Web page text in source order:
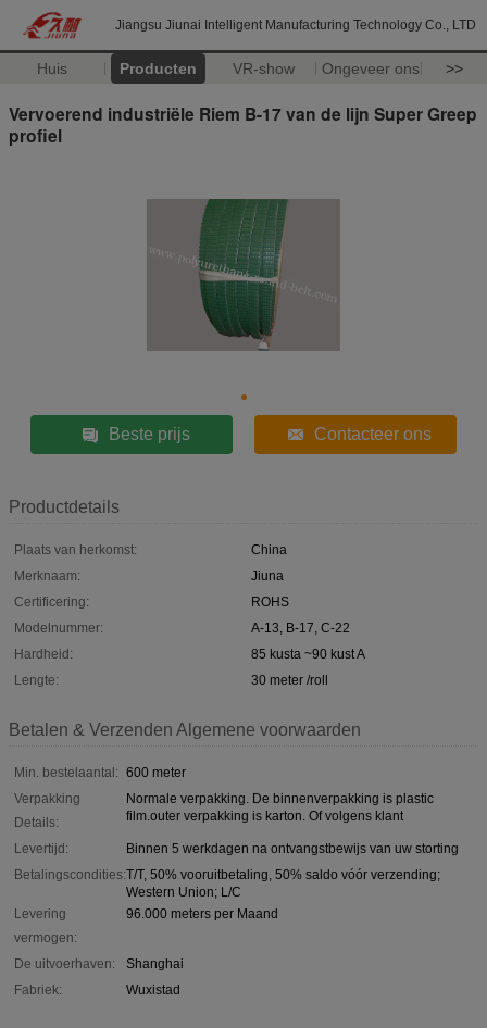
Jiangsu Jiunai Intelligent Manufacturing Technology Co., LTD
Huis Producten VR-show Ongeveer ons >>
Vervoerend industriële Riem B-17 van de lijn Super Greep
profiel
Beste prijs Contacteer ons
Productdetails
Plaats van herkomst:
China
Merknaam:
Jiuna
Certificering:
ROHS
Modelnummer:
A-13, B-17, C-22
Hardheid:
85 kusta ~90 kust A
Lengte:
30 meter /roll
Betalen & Verzenden Algemene voorwaarden
Min. bestelaantal: 600 meter
Verpakking
Details:
Normale verpakking. De binnenverpakking is plastic
film.outer verpakking is karton. Of volgens klant
Levertijd:
Binnen 5 werkdagen na ontvangstbewijs van uw storting
Betalingscondities:T/T, 50% vooruitbetaling, 50% saldo vóór verzending;
Western Union; L/C
Levering
vermogen:
96.000 meters per Maand
De uitvoerhaven:
Shanghai
Fabriek:
Wuxistad